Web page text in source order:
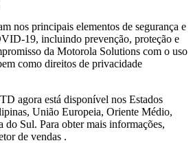
nos principais elementos de segurança e
19, incluindo prevenção, proteção e
da Motorola Solutions com o uso
como direitos de privacidade
agora está disponível nos Estados
União Europeia, Oriente Médio,
Sul. Para obter mais informações,
de vendas .